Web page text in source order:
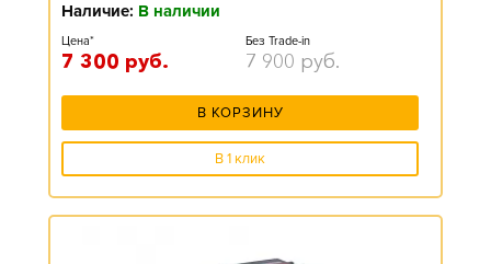
Наличие: В наличии
Цена*
7 300 руб.
Без Trade-in
7 900 руб.
В КОРЗИНУ
В 1 клик